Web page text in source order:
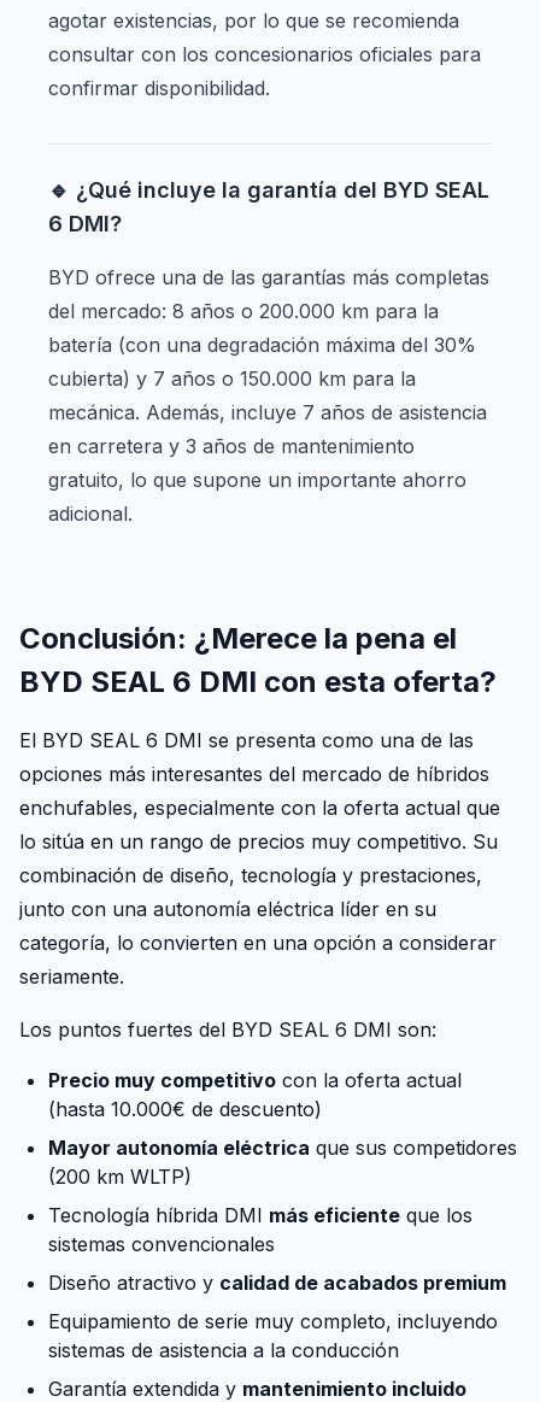
agotar existencias, por lo que se recomienda
consultar con los concesionarios oficiales para
confirmar disponibilidad.
🔹 ¿Qué incluye la garantía del BYD SEAL
6 DMI?
BYD ofrece una de las garantías más completas
del mercado: 8 años o 200.000 km para la
batería (con una degradación máxima del 30%
cubierta) y 7 años o 150.000 km para la
mecánica. Además, incluye 7 años de asistencia
en carretera y 3 años de mantenimiento
gratuito, lo que supone un importante ahorro
adicional.
Conclusión: ¿Merece la pena el
BYD SEAL 6 DMI con esta oferta?
El BYD SEAL 6 DMI se presenta como una de las
opciones más interesantes del mercado de híbridos
enchufables, especialmente con la oferta actual que
lo sitúa en un rango de precios muy competitivo. Su
combinación de diseño, tecnología y prestaciones,
junto con una autonomía eléctrica líder en su
categoría, lo convierten en una opción a considerar
seriamente.
Los puntos fuertes del BYD SEAL 6 DMI son:
Precio muy competitivo con la oferta actual
(hasta 10.000€ de descuento)
Mayor autonomía eléctrica que sus competidores
(200 km WLTP)
Tecnología híbrida DMI más eficiente que los
sistemas convencionales
Diseño atractivo y calidad de acabados premium
Equipamiento de serie muy completo, incluyendo
sistemas de asistencia a la conducción
Garantía extendida y mantenimiento incluido